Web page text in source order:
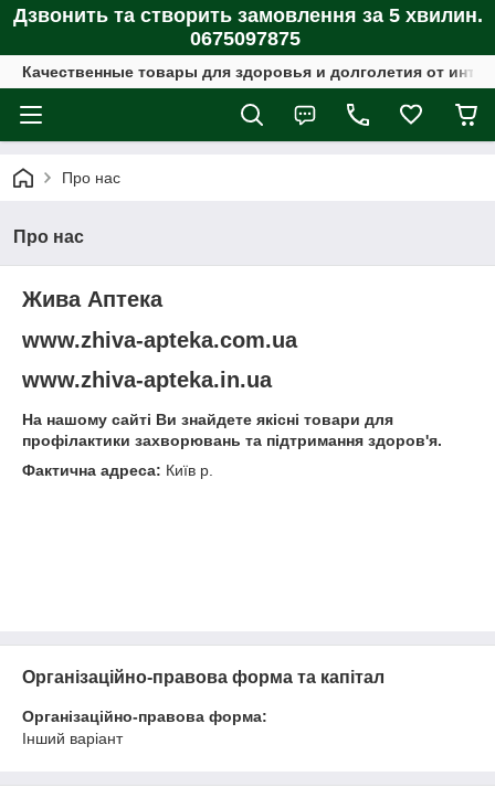
Дзвонить та створить замовлення за 5 хвилин.
0675097875
Качественные товары для здоровья и долголетия от
Про нас
Про нас
Жива Аптека
www.zhiva-apteka.com.ua
www.zhiva-apteka.in.ua
На нашому сайті Ви знайдете якісні товари для
профілактики захворювань та підтримання здоров'я.
Фактична адреса: Київ р.
Організаційно-правова форма та капітал
Організаційно-правова форма:
Інший варіант